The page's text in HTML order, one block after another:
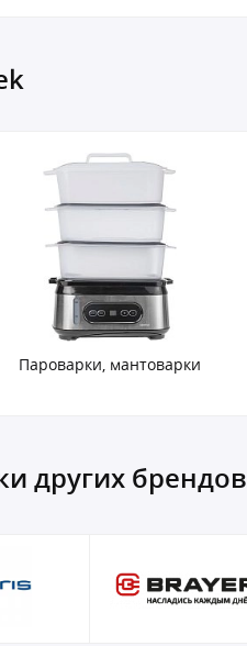
Пароварки, мантоварки
других брендов